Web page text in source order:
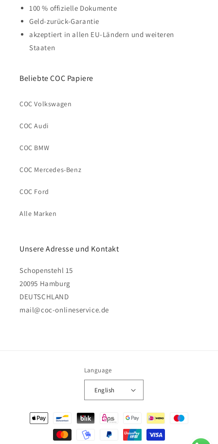
100 % offizielle Dokumente
Geld-zurück-Garantie
akzeptiert in allen EU-Ländern und weiteren
Staaten
Beliebte COC Papiere
COC Volkswagen
COC Audi
COC BMW
COC Mercedes-Benz
COC Ford
Alle Marken
Unsere Adresse und Kontakt
Schopenstehl 15
20095 Hamburg
DEUTSCHLAND
mail@coc-onlineservice.de
Language
English
Payment
methods